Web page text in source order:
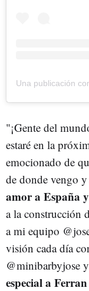
"¡Gente del
estaré en la
emocionado de
de donde vengo
amor a España
a la construcción
a mi equipo
visión cada día
@minibarbyjose
especial a Ferran